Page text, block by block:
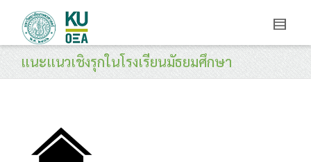
แนะแนวเชิงรุกในโรงเรียนมัธยมศึกษา